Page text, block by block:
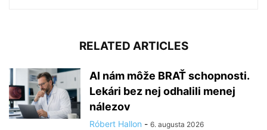
RELATED ARTICLES
AI nám môže BRAŤ schopnosti.
Lekári bez nej odhalili menej
nálezov
Róbert Hallon - 6. augusta 2026